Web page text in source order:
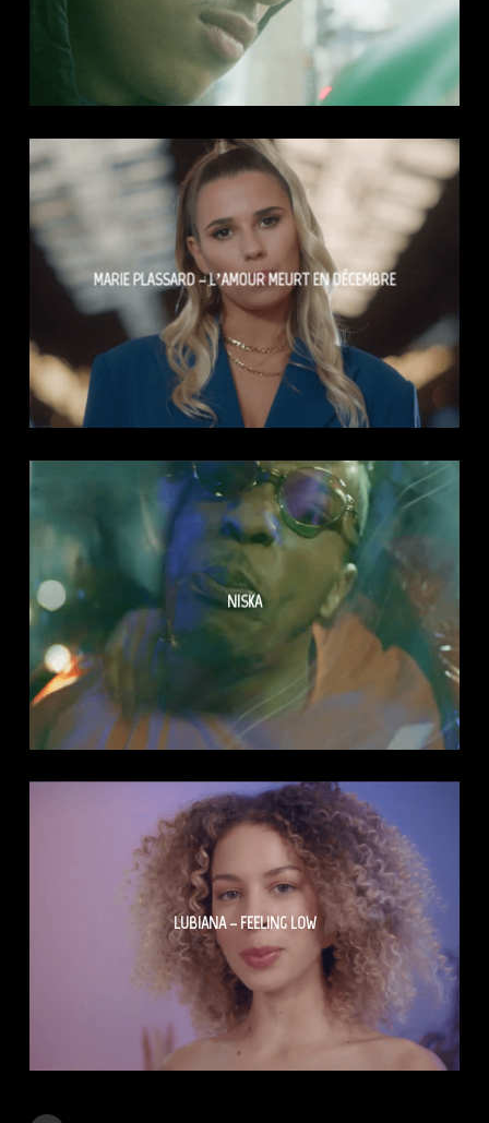
MARIE PLASSARD – L’AMOUR MEURT EN DÉCEMBRE
NISKA
LUBIANA – FEELING LOW